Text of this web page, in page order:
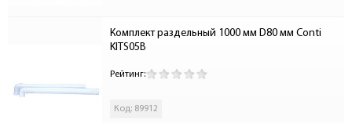
Комплект раздельный 1000 мм D80 мм Conti
KITS05B
Рейтинг:
Код: 89912